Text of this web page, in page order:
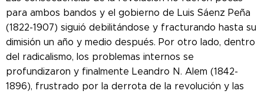
para ambos bandos y el gobierno de Luis Sáenz Peña
(1822-1907) siguió debilitándose y fracturando hasta su
dimisión un año y medio después. Por otro lado, dentro
del radicalismo, los problemas internos se
profundizaron y finalmente Leandro N. Alem (1842-
1896), frustrado por la derrota de la revolución y las